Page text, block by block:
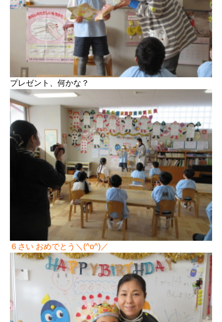
プレゼント、何かな？
６さい おめでとう＼(^o^)／